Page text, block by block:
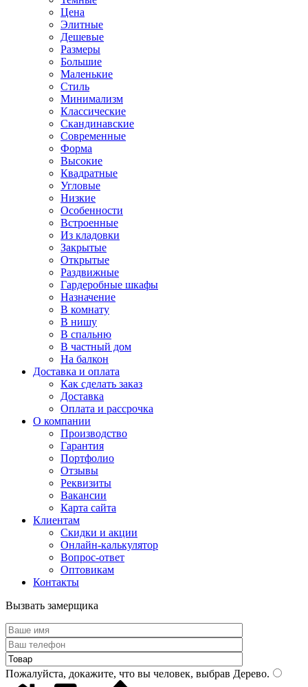
Цена
Элитные
Дешевые
Размеры
Большие
Маленькие
Стиль
Минимализм
Классические
Скандинавские
Современные
Форма
Высокие
Квадратные
Угловые
Низкие
Особенности
Встроенные
Из кладовки
Закрытые
Открытые
Раздвижные
Гардеробные шкафы
Назначение
В комнату
В нишу
В спальню
В частный дом
На балкон
Доставка и оплата
Как сделать заказ
Доставка
Оплата и рассрочка
О компании
Производство
Гарантия
Портфолио
Отзывы
Реквизиты
Вакансии
Карта сайта
Клиентам
Скидки и акции
Онлайн-калькулятор
Вопрос-ответ
Оптовикам
Контакты
Вызвать замерщика
Пожалуйста, докажите, что вы человек, выбрав Дерево.